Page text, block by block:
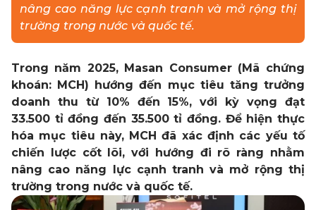
nâng cao năng lực cạnh tranh và mở rộng thị
trường trong nước và quốc tế.
Trong năm 2025, Masan Consumer (Mã chứng
khoán: MCH) hướng đến mục tiêu tăng trưởng
doanh thu từ 10% đến 15%, với kỳ vọng đạt
33.500 tỉ đồng đến 35.500 tỉ đồng. Để hiện thực
hóa mục tiêu này, MCH đã xác định các yếu tố
chiến lược cốt lõi, với hướng đi rõ ràng nhằm
nâng cao năng lực cạnh tranh và mở rộng thị
trường trong nước và quốc tế.